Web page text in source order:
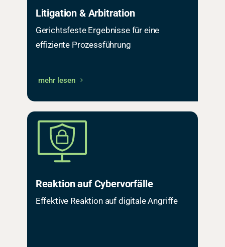
Litigation & Arbitration
Gerichtsfeste Ergebnisse für eine
effiziente Prozessführung
mehr lesen
Reaktion auf Cybervorfälle
Effektive Reaktion auf digitale Angriffe